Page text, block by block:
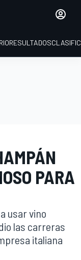
RESULTADOS
PARA
usar vino
las carreras
italiana